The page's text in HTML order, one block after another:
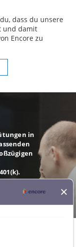
dass du unsere
öffnet sich in einem
und damit
Encore zu
in